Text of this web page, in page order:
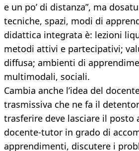
e un po’ di distanza”, ma
tecniche, spazi, modi di
didattica integrata è: lezioni
metodi attivi e partecipativi;
diffusa; ambienti di
multimodali, sociali.
Cambia anche l’idea del
trasmissiva che ne fa il
trasferire deve lasciare il posto
docente-tutor in grado di
apprendimenti, discutere i